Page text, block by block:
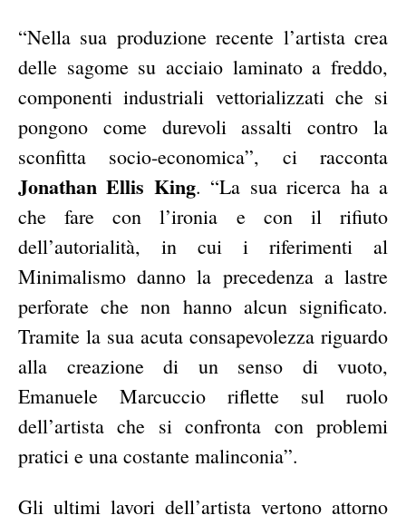
“Nella sua produzione recente l’artista crea
delle sagome su acciaio laminato a freddo,
componenti industriali vettorializzati che si
pongono come durevoli assalti contro la
sconfitta socio-economica”, ci racconta
Jonathan Ellis King. “La sua ricerca ha a
che fare con l’ironia e con il rifiuto
dell’autorialità, in cui i riferimenti al
Minimalismo danno la precedenza a lastre
perforate che non hanno alcun significato.
Tramite la sua acuta consapevolezza riguardo
alla creazione di un senso di vuoto,
Emanuele Marcuccio riflette sul ruolo
dell’artista che si confronta con problemi
pratici e una costante malinconia”.
Gli ultimi lavori dell’artista vertono attorno